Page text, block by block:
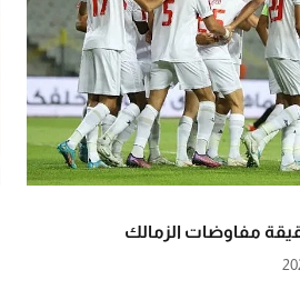
مفاوضات الزمالك